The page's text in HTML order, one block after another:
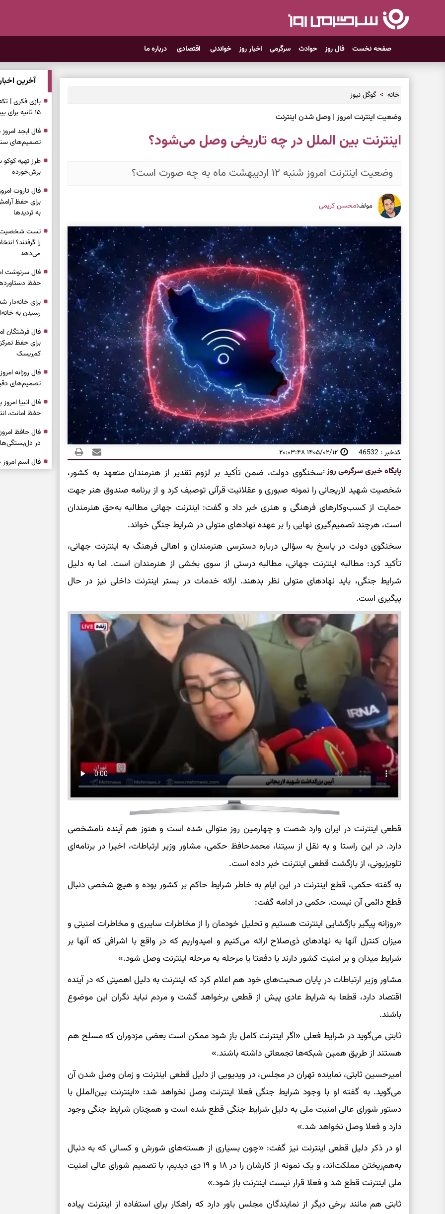
صفحه نخست فال روز حوادث سرگرمی اخبار روز خواندنی اقتصادی درباره ما
خانه گوگل نیوز
وضعیت اینترنت امروز | وصل شدن اینترنت
اینترنت بین الملل در چه تاریخی وصل می‌شود؟
وضعیت اینترنت امروز شنبه ۱۲ اردیبهشت ماه به چه صورت است؟
مولف:محسن کریمی
کدخبر : 46532 ۱۴۰۵/۰۲/۱۲ ۲۰:۰۳:۴۸
پایگاه خبری سرگرمی روز:سخنگوی دولت، ضمن تأکید بر لزوم تقدیر از هنرمندان متعهد به کشور،
شخصیت شهید لاریجانی را نمونه صبوری و عقلانیت قرآنی توصیف کرد و از برنامه صندوق هنر جهت
حمایت از کسب‌وکار‌های فرهنگی و هنری خبر داد و گفت: اینترنت جهانی مطالبه به‌حق هنرمندان
است، هرچند تصمیم‌گیری نهایی را بر عهده نهاد‌های متولی در شرایط جنگی خواند.
سخنگوی دولت در پاسخ به سؤالی درباره دسترسی هنرمندان و اهالی فرهنگ به اینترنت جهانی،
تأکید کرد: مطالبه اینترنت جهانی، مطالبه درستی از سوی بخشی از هنرمندان است. اما به دلیل
شرایط جنگی، باید نهاد‌های متولی نظر بدهند. ارائه خدمات در بستر اینترنت داخلی نیز در حال
پیگیری است.
قطعی اینترنت در ایران وارد شصت و چهارمین روز متوالی شده است و هنوز هم آینده نامشخصی
دارد. در این راستا و به نقل از سیتنا، محمدحافظ حکمی، مشاور وزیر ارتباطات، اخیرا در برنامه‌ای
تلویزیونی، از بازگشت قطعی اینترنت خبر داده است.
به گفته حکمی، قطع اینترنت در این ایام به خاطر شرایط حاکم بر کشور بوده و هیچ شخصی دنبال
قطع دائمی آن نیست. حکمی در ادامه گفت:
«روزانه پیگیر بازگشایی اینترنت هستیم و تحلیل خودمان را از مخاطرات سایبری و مخاطرات امنیتی و
میزان کنترل آنها به نهادهای ذی‌صلاح ارائه می‌کنیم و امیدواریم که در واقع با اشرافی که آنها بر
شرایط میدان و بر امنیت کشور دارند یا دفعتا یا مرحله به مرحله اینترنت وصل شود.»
مشاور وزیر ارتباطات در پایان صحبت‌های خود هم اعلام کرد که اینترنت به دلیل اهمیتی که در آینده
اقتصاد دارد، قطعا به شرایط عادی پیش از قطعی برخواهد گشت و مردم نباید نگران این موضوع
باشند.
ثابتی می‌گوید در شرایط فعلی «اگر اینترنت کامل باز شود ممکن است بعضی مزدوران که مسلح هم
هستند از طریق همین شبکه‌ها تجمعاتی داشته باشند.»
امیرحسین ثابتی، نماینده تهران در مجلس، در ویدیویی از دلیل قطعی اینترنت و زمان وصل شدن آن
می‌گوید. به گفته او با وجود شرایط جنگی فعلا اینترنت وصل نخواهد شد: «اینترنت بین‌الملل با
دستور شورای عالی امنیت ملی به دلیل شرایط جنگی قطع شده است و همچنان شرایط جنگی وجود
دارد و فعلا وصل نخواهد شد.»
او در ذکر دلیل قطعی اینترنت نیز گفت: «چون بسیاری از هسته‌های شورش و کسانی که به دنبال
به‌هم‌ریختن مملکت‌اند، و یک نمونه از کارشان را در ۱۸ و ۱۹ دی دیدیم، با تصمیم شورای عالی امنیت
ملی اینترنت قطع شد و فعلا قرار نیست اینترنت باز شود.»
ثابتی هم مانند برخی دیگر از نمایندگان مجلس باور دارد که راهکار برای استفاده از اینترنت پیاده
آخرین
بازی فکری |
۱۵ ثانیه برای پیداکردنش وقت دارید
تصمیم‌های
طرز تهیه
برش‌خورده
برای حفظ
به تردیدها
تست شخصیت
را گرفتند؟
می‌دهد
حفظ
برای خانه‌دار
رسیدن به
برای حفظ
کم‌ریسک
تصمیم‌های
حفظ امانت،
در
درباره حضور